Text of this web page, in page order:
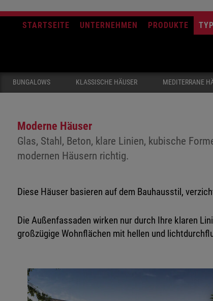
STARTSEITE UNTERNEHMEN PRODUKTE
BUNGALOWS KLASSISCHE HÄUSER MEDITERRANE
Moderne Häuser
Glas, Stahl, Beton, klare Linien, kubische
modernen Häusern richtig.
Diese Häuser basieren auf dem Bauhausstil,
Die Außenfassaden wirken nur durch Ihre klaren
großzügige Wohnflächen mit hellen und